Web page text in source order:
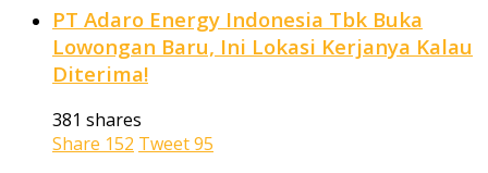
PT Adaro Energy Indonesia Tbk Buka
Lowongan Baru, Ini Lokasi Kerjanya Kalau
Diterima!
381 shares
Share 152 Tweet95